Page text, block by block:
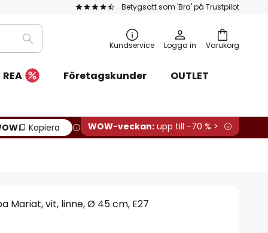
Betygsatt som 'Bra' på Trustpilot
Varukorg
Sök Kundservice Logga in
REA Företagskunder OUTLET
Kopiera WOW-veckan: upp till -70 % >
Mariat, vit, linne, Ø 45 cm, E27